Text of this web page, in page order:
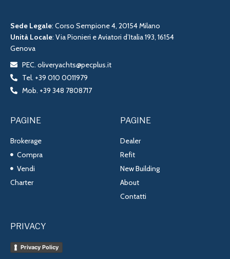
Sede Legale: Corso Sempione 4, 20154 Milano
Unità Locale: Via Pionieri e Aviatori d’Italia 193, 16154
Genova
PEC. oliveryachts@pecplus.it
Tel. +39 010 0011979
Mob. +39 348 7808717
PAGINE
Brokerage
Compra
Vendi
Charter
PAGINE
Dealer
Refit
New Building
About
Contatti
PRIVACY
Privacy Policy